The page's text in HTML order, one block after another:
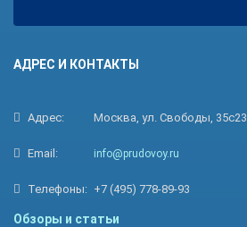
АДРЕС И КОНТАКТЫ
Адрес: Москва, ул. Свободы, 35с23
Email: info@prudovoy.ru
Телефоны: +7 (495) 778-89-93
Обзоры и статьи